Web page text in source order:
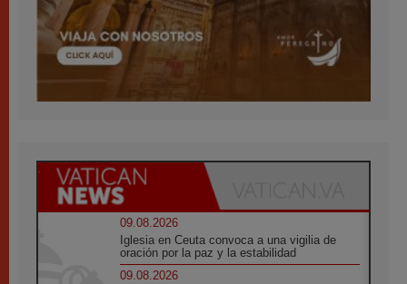
09.08.2026
Iglesia en Ceuta convoca a una vigilia de
oración por la paz y la estabilidad
09.08.2026